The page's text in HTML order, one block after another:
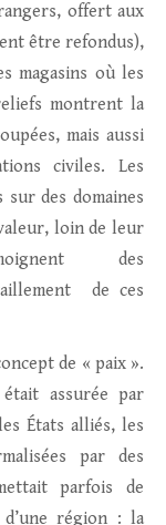
offert aux
être refondus),
magasins où les
montrent la
mais aussi
civiles. Les
des domaines
loin de leur
des
de ces
de « paix ».
assurée par
États alliés, les
par des
parfois de
d’une région : la